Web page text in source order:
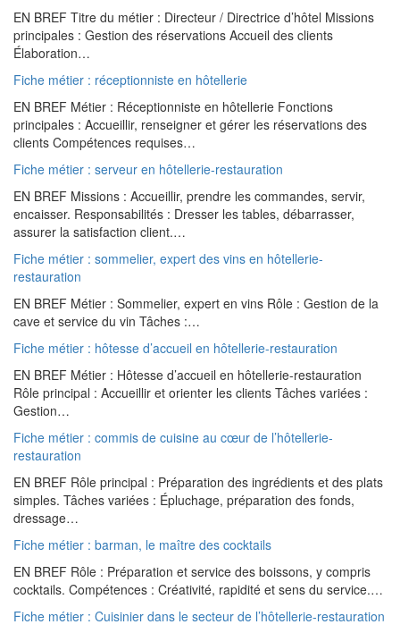
EN BREF Titre du métier : Directeur / Directrice d’hôtel Missions
principales : Gestion des réservations Accueil des clients
Élaboration…
Fiche métier : réceptionniste en hôtellerie
EN BREF Métier : Réceptionniste en hôtellerie Fonctions
principales : Accueillir, renseigner et gérer les réservations des
clients Compétences requises…
Fiche métier : serveur en hôtellerie-restauration
EN BREF Missions : Accueillir, prendre les commandes, servir,
encaisser. Responsabilités : Dresser les tables, débarrasser,
assurer la satisfaction client.…
Fiche métier : sommelier, expert des vins en hôtellerie-
restauration
EN BREF Métier : Sommelier, expert en vins Rôle : Gestion de la
cave et service du vin Tâches :…
Fiche métier : hôtesse d’accueil en hôtellerie-restauration
EN BREF Métier : Hôtesse d’accueil en hôtellerie-restauration
Rôle principal : Accueillir et orienter les clients Tâches variées :
Gestion…
Fiche métier : commis de cuisine au cœur de l’hôtellerie-
restauration
EN BREF Rôle principal : Préparation des ingrédients et des plats
simples. Tâches variées : Épluchage, préparation des fonds,
dressage…
Fiche métier : barman, le maître des cocktails
EN BREF Rôle : Préparation et service des boissons, y compris
cocktails. Compétences : Créativité, rapidité et sens du service.…
Fiche métier : Cuisinier dans le secteur de l’hôtellerie-restauration